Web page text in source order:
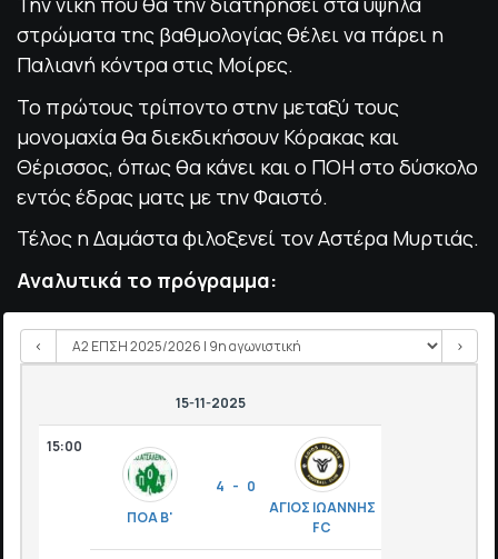
στρώματα της βαθμολογίας θέλει να πάρει η
Παλιανή κόντρα στις Μοίρες.
Το πρώτους τρίποντο στην μεταξύ τους
μονομαχία θα διεκδικήσουν Κόρακας και
Θέρισσος, όπως θα κάνει και ο ΠΟΗ στο δύσκολο
εντός έδρας ματς με την Φαιστό.
Τέλος η Δαμάστα φιλοξενεί τον Αστέρα Μυρτιάς.
Αναλυτικά το πρόγραμμα:
< >
15-11-2025
15:00
ΠΟΑ Β'
4 - 0
ΑΓΙΟΣ ΙΩΑΝΝΗΣ
FC